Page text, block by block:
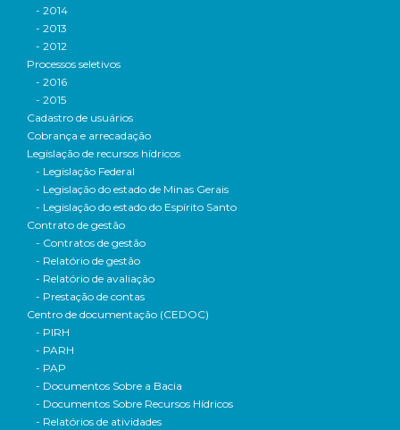
- 2014
- 2013
- 2012
Processos seletivos
- 2016
- 2015
Cadastro de usuários
Cobrança e arrecadação
Legislação de recursos hídricos
- Legislação Federal
- Legislação do estado de Minas Gerais
- Legislação do estado do Espírito Santo
Contrato de gestão
- Contratos de gestão
- Relatório de gestão
- Relatório de avaliação
- Prestação de contas
Centro de documentação (CEDOC)
- PIRH
- PARH
- PAP
- Documentos Sobre a Bacia
- Documentos Sobre Recursos Hídricos
- Relatórios de atividades